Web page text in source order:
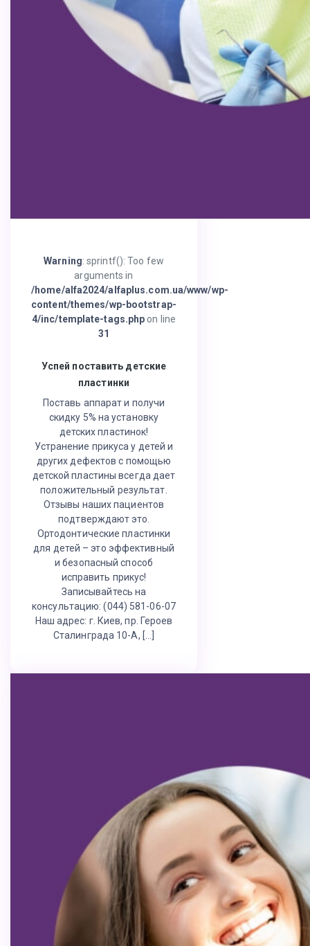
Warning: sprintf(): Too few
arguments in
/home/alfa2024/alfaplus.com.ua/www/wp-
content/themes/wp-bootstrap-
4/inc/template-tags.php on line
31
Успей поставить детские
пластинки
Поставь аппарат и получи
скидку 5% на установку
детских пластинок!
Устранение прикуса у детей и
других дефектов с помощью
детской пластины всегда дает
положительный результат.
Отзывы наших пациентов
подтверждают это.
Ортодонтические пластинки
для детей – это эффективный
и безопасный способ
исправить прикус!
Записывайтесь на
консультацию: (044) 581-06-07
Наш адрес: г. Киев, пр. Героев
Сталинграда 10-А, […]